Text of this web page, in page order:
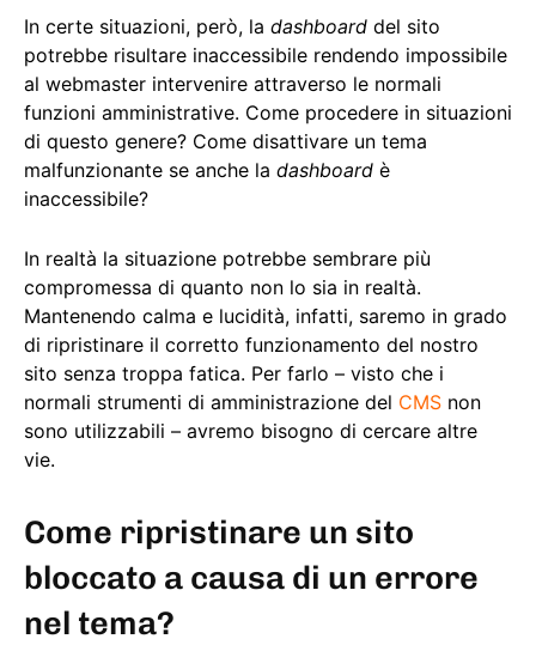
In certe situazioni, però, la dashboard del sito
potrebbe risultare inaccessibile rendendo impossibile
al webmaster intervenire attraverso le normali
funzioni amministrative. Come procedere in situazioni
di questo genere? Come disattivare un tema
malfunzionante se anche la dashboard è
inaccessibile?
In realtà la situazione potrebbe sembrare più
compromessa di quanto non lo sia in realtà.
Mantenendo calma e lucidità, infatti, saremo in grado
di ripristinare il corretto funzionamento del nostro
sito senza troppa fatica. Per farlo – visto che i
normali strumenti di amministrazione del CMS non
sono utilizzabili – avremo bisogno di cercare altre
vie.
Come ripristinare un sito
bloccato a causa di un errore
nel tema?